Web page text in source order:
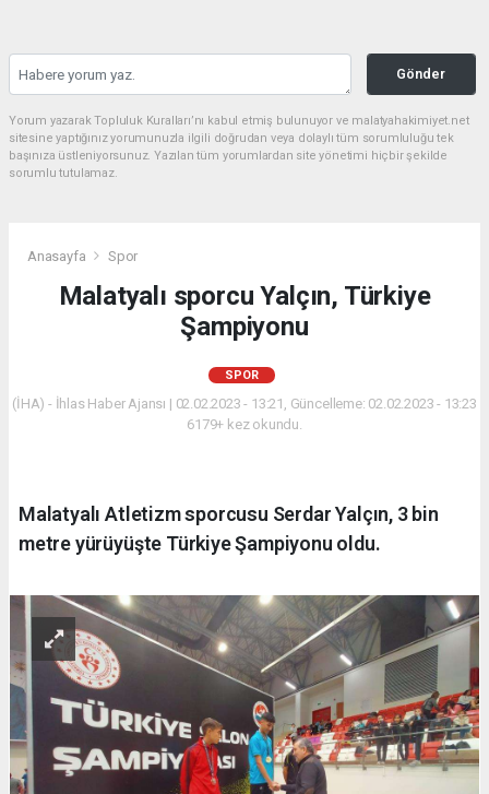
Gönder
Yorum yazarak Topluluk Kuralları’nı kabul etmiş bulunuyor ve malatyahakimiyet.net
sitesine yaptığınız yorumunuzla ilgili doğrudan veya dolaylı tüm sorumluluğu tek
başınıza üstleniyorsunuz. Yazılan tüm yorumlardan site yönetimi hiçbir şekilde
sorumlu tutulamaz.
Anasayfa Spor
Malatyalı sporcu Yalçın, Türkiye
Şampiyonu
SPOR
(İHA) - İhlas Haber Ajansı | 02.02.2023 - 13:21, Güncelleme: 02.02.2023 - 13:23
6179+ kez okundu.
Malatyalı Atletizm sporcusu Serdar Yalçın, 3 bin
metre yürüyüşte Türkiye Şampiyonu oldu.